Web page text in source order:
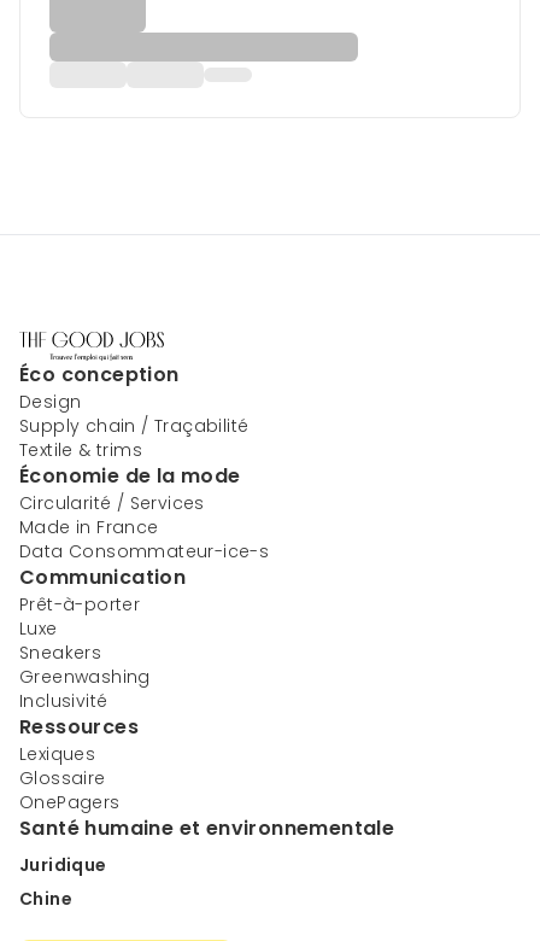
Éco conception
Design
Supply chain / Traçabilité
Textile & trims
Économie de la mode
Circularité / Services
Made in France
Data Consommateur-ice-s
Communication
Prêt-à-porter
Luxe
Sneakers
Greenwashing
Inclusivité
Ressources
Lexiques
Glossaire
OnePagers
Santé humaine et environnementale
Juridique
Chine